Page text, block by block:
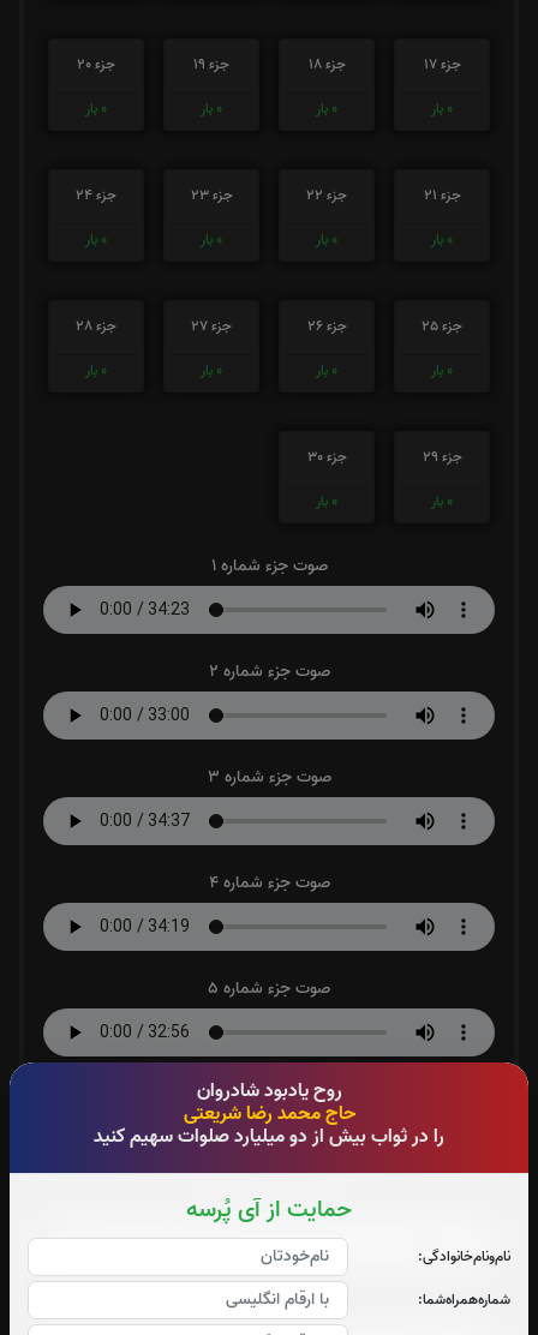
روح یادبود شادروان
حاج محمد رضا شریعتی
را در ثواب بیش از دو میلیارد صلوات سهیم کنید
حمایت از آی پُرسه
نام‌و‌نام‌خانوادگی:
شماره‌همراه‌شما:
جزء 17
0 بار
جزء 18
0 بار
جزء 19
0 بار
جزء 20
0 بار
جزء 21
0 بار
جزء 22
0 بار
جزء 23
0 بار
جزء 24
0 بار
جزء 25
0 بار
جزء 26
0 بار
جزء 27
0 بار
جزء 28
0 بار
جزء 29
0 بار
جزء 30
0 بار
صوت جزء شماره 1
صوت جزء شماره 2
صوت جزء شماره 3
صوت جزء شماره 4
صوت جزء شماره 5
صوت جزء شماره 6
صوت جزء شماره 7
صوت جزء شماره 8